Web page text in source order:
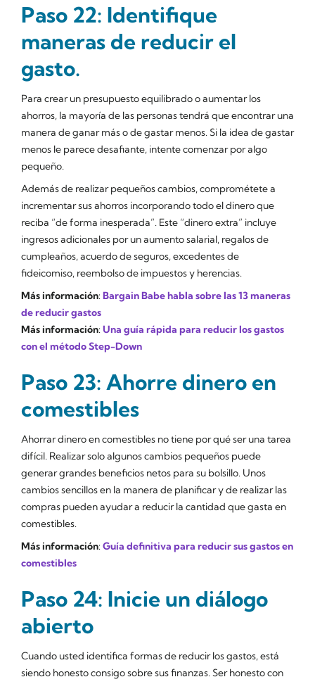
Paso 22: Identifique
maneras de reducir el
gasto.
Para crear un presupuesto equilibrado o aumentar los
ahorros, la mayoría de las personas tendrá que encontrar una
manera de ganar más o de gastar menos. Si la idea de gastar
menos le parece desafiante, intente comenzar por algo
pequeño.
Además de realizar pequeños cambios, comprométete a
incrementar sus ahorros incorporando todo el dinero que
reciba “de forma inesperada”. Este “dinero extra” incluye
ingresos adicionales por un aumento salarial, regalos de
cumpleaños, acuerdo de seguros, excedentes de
fideicomiso, reembolso de impuestos y herencias.
Más información: Bargain Babe habla sobre las 13 maneras
de reducir gastos
Más información: Una guía rápida para reducir los gastos
con el método Step-Down
Paso 23: Ahorre dinero en
comestibles
Ahorrar dinero en comestibles no tiene por qué ser una tarea
difícil. Realizar solo algunos cambios pequeños puede
generar grandes beneficios netos para su bolsillo. Unos
cambios sencillos en la manera de planificar y de realizar las
compras pueden ayudar a reducir la cantidad que gasta en
comestibles.
Más información: Guía definitiva para reducir sus gastos en
comestibles
Paso 24: Inicie un diálogo
abierto
Cuando usted identifica formas de reducir los gastos, está
siendo honesto consigo sobre sus finanzas. Ser honesto con